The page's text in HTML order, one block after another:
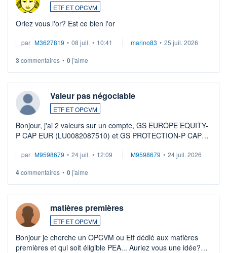
ETF ET OPCVM
Oriez vous l'or? Est ce bien l'or
par M3627819 • 08 juil. • 10:41 marino83 • 25 juil. 2026
3 commentaires • 0j'aime
Valeur pas négociable
ETF ET OPCVM
Bonjour, j'ai 2 valeurs sur un compte, GS EUROPE EQUITY-
P CAP EUR (LU0082087510) et GS PROTECTION-P CAP
veux procéder à la vente, on me signale ...
par M9598679 • 24 juil. • 12:09 M9598679 • 24 juil. 2026
4commentaires • 0j'aime
matières premières
ETF ET OPCVM
Bonjour je cherche un OPCVM ou Etf dédié aux matières
premières et qui soit éligible PEA... Auriez vous une idée?